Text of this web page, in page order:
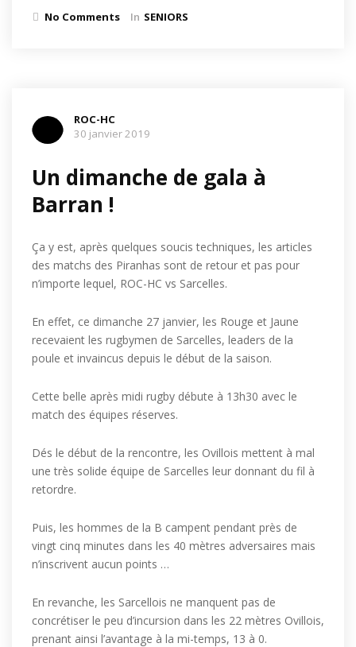
No Comments In SENIORS
ROC-HC
30 janvier 2019
Un dimanche de gala à
Barran !
Ça y est, après quelques soucis techniques, les articles
des matchs des Piranhas sont de retour et pas pour
n’importe lequel, ROC-HC vs Sarcelles.
En effet, ce dimanche 27 janvier, les Rouge et Jaune
recevaient les rugbymen de Sarcelles, leaders de la
poule et invaincus depuis le début de la saison.
Cette belle après midi rugby débute à 13h30 avec le
match des équipes réserves.
Dés le début de la rencontre, les Ovillois mettent à mal
une très solide équipe de Sarcelles leur donnant du fil à
retordre.
Puis, les hommes de la B campent pendant près de
vingt cinq minutes dans les 40 mètres adversaires mais
n’inscrivent aucun points …
En revanche, les Sarcellois ne manquent pas de
concrétiser le peu d’incursion dans les 22 mètres Ovillois,
prenant ainsi l’avantage à la mi-temps, 13 à 0.